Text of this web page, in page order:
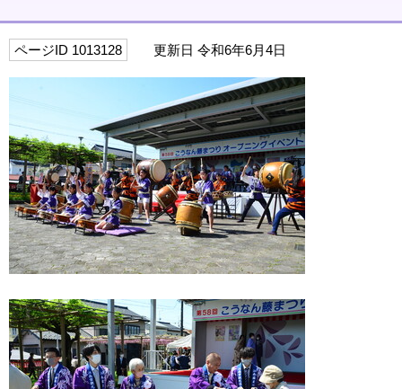
ページID 1013128 更新日 令和6年6月4日